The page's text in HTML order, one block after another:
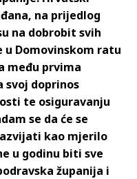
na prijedlog
na dobrobit svih
u Domovinskom ratu
među prvima
svoj doprinos
te osiguravanju
se da će se
kao mjerilo
u godinu biti sve
županija i